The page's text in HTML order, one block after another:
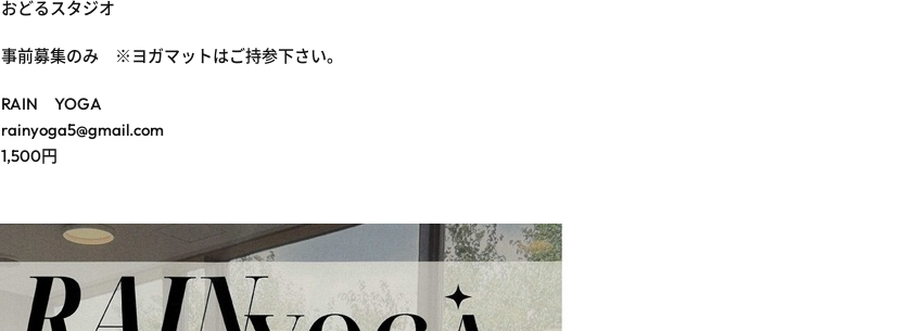
おどるスタジオ
事前募集のみ ※ヨガマットはご持参下さい。
RAIN YOGA
rainyoga5@gmail.com
1,500円